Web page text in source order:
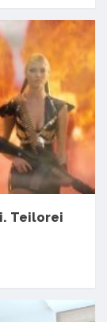
Teilorei